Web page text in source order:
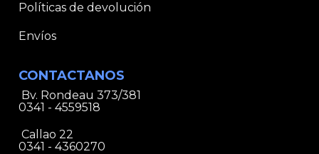
Políticas de devolución
Envíos
CONTACTANOS
Bv. Rondeau 373/381
0341 - 4559518
Callao 22
0341 - 4360270